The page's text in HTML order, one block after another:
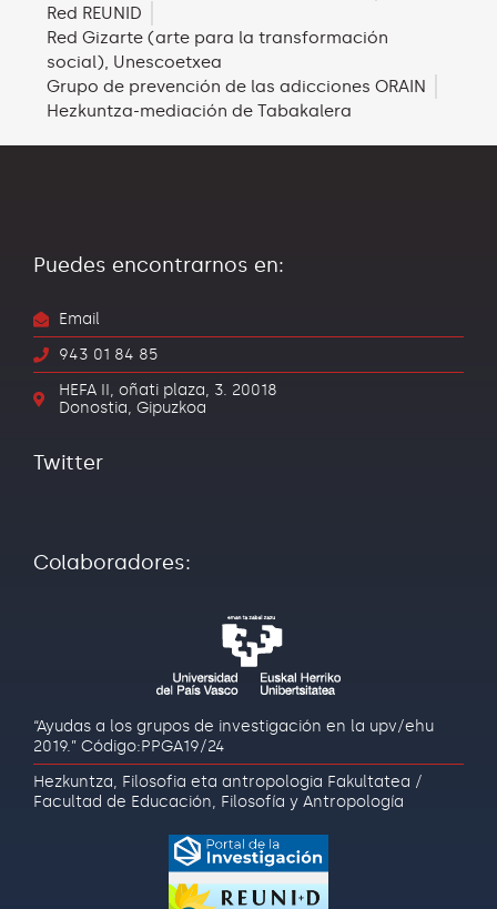
Red REUNID
Red Gizarte (arte para la transformación
social), Unescoetxea
Grupo de prevención de las adicciones ORAIN
Hezkuntza-mediación de Tabakalera
Puedes encontrarnos en:
Email
943 01 84 85
HEFA II, oñati plaza, 3. 20018
Donostia, Gipuzkoa
Twitter
Colaboradores:
“Ayudas a los grupos de investigación en la upv/ehu
2019.” Código:PPGA19/24
Hezkuntza, Filosofia eta antropologia Fakultatea /
Facultad de Educación, Filosofía y Antropología